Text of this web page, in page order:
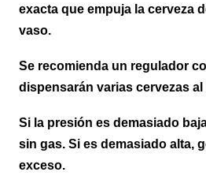
exacta que empuja la cerveza
vaso.
Se recomienda un regulador
dispensarán varias cervezas
Si la presión es demasiado
sin gas. Si es demasiado alta,
exceso.